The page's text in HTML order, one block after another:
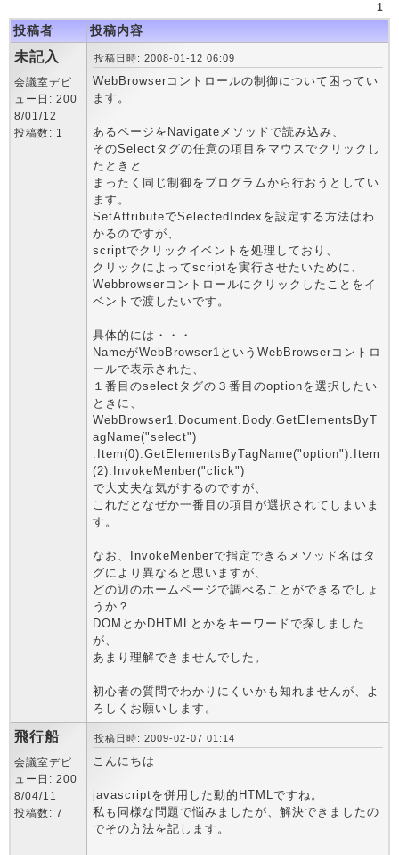
1
投稿者 投稿内容
未記入
会議室デビ
ュー日: 200
8/01/12
投稿数: 1
投稿日時: 2008-01-12 06:09
WebBrowserコントロールの制御について困ってい
ます。
あるページをNavigateメソッドで読み込み、
そのSelectタグの任意の項目をマウスでクリックし
たときと
まったく同じ制御をプログラムから行おうとしてい
ます。
SetAttributeでSelectedIndexを設定する方法はわ
かるのですが、
scriptでクリックイベントを処理しており、
クリックによってscriptを実行させたいために、
Webbrowserコントロールにクリックしたことをイ
ベントで渡したいです。
具体的には・・・
NameがWebBrowser1というWebBrowserコントロ
ールで表示された、
１番目のselectタグの３番目のoptionを選択したい
ときに、
WebBrowser1.Document.Body.GetElementsByT
agName("select")
.Item(0).GetElementsByTagName("option").Item
(2).InvokeMenber("click")
で大丈夫な気がするのですが、
これだとなぜか一番目の項目が選択されてしまいま
す。
なお、InvokeMenberで指定できるメソッド名はタ
グにより異なると思いますが、
どの辺のホームページで調べることができるでしょ
うか？
DOMとかDHTMLとかをキーワードで探しました
が、
あまり理解できませんでした。
初心者の質問でわかりにくいかも知れませんが、よ
ろしくお願いします。
飛行船
会議室デビ
ュー日: 200
8/04/11
投稿数: 7
投稿日時: 2009-02-07 01:14
こんにちは
javascriptを併用した動的HTMLですね。
私も同様な問題で悩みましたが、解決できましたの
でその方法を記します。